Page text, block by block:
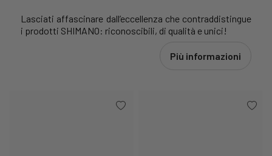
Lasciati affascinare dall’eccellenza che contraddistingue
i prodotti SHIMANO: riconoscibili, di qualità e unici!
Più informazioni